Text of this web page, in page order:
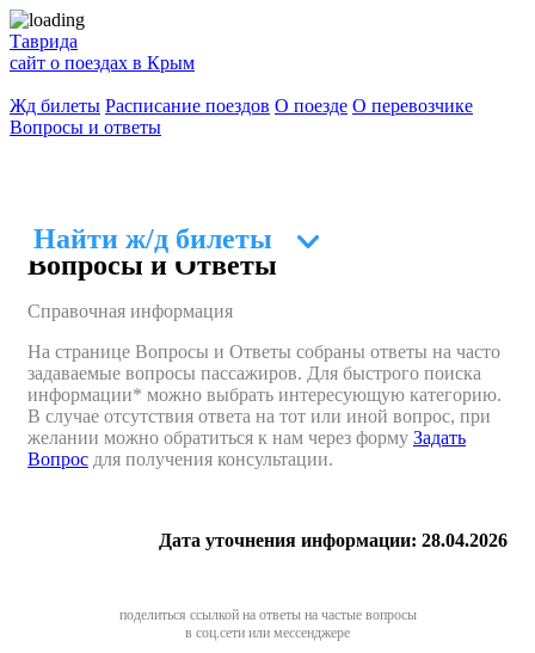
Таврида
сайт о поездах в Крым
Жд билеты Расписание поездов О поезде О перевозчике
Вопросы и ответы
Найти ж/д билеты
ОТКУДАи пункт прибытия -
Указать в календаре дату поездки и нажать на
кнопкуНАЙТИ БИЛЕТЫ.
Выбрать подходящий поезд и нажать на кнопку
ВЫБРАТЬ МЕСТА.
Указать количество пассажиров и выбрать тот или
иной вагон.
Отметить на схеме вагона пассажирские места и
ПРОДОЛЖИТЬ.
Проверить и подтвердить заказ. После чего
Вопросы и Ответы
Справочная информация
На странице Вопросы и Ответы собраны ответы на часто
задаваемые вопросы пассажиров. Для быстрого поиска
информации* можно выбрать интересующую категорию.
В случае отсутствия ответа на тот или иной вопрос, при
желании можно обратиться к нам через форму Задать
Вопрос для получения консультации.
Дата уточнения информации: 28.04.2026
поделиться ссылкой на ответы на частые вопросы
в соц.сети или мессенджере